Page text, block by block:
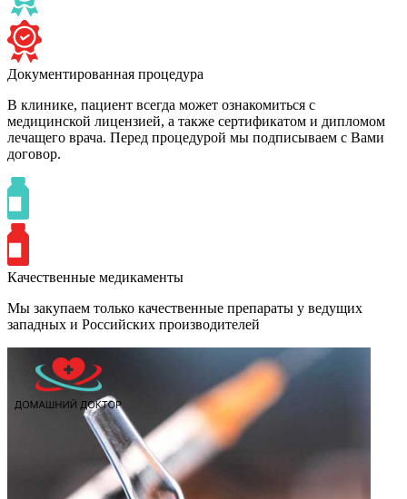
Документированная процедура
В клинике, пациент всегда может ознакомиться с
медицинской лицензией, а также сертификатом и дипломом
лечащего врача. Перед процедурой мы подписываем с Вами
договор.
Качественные медикаменты
Мы закупаем только качественные препараты у ведущих
западных и Российских производителей